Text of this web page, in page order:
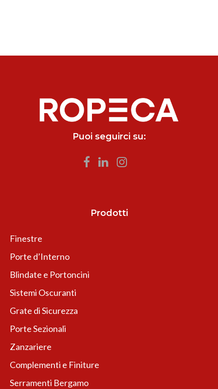
Puoi seguirci su:
Prodotti
Finestre
Porte d’Interno
Blindate e Portoncini
Sistemi Oscuranti
Grate di Sicurezza
Porte Sezionali
Zanzariere
Complementi e Finiture
Serramenti Bergamo